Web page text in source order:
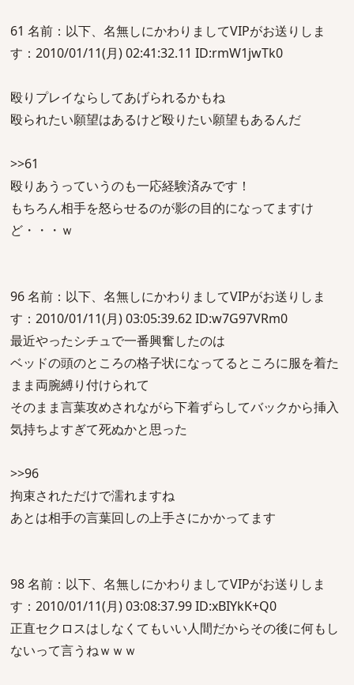
61 名前：以下、名無しにかわりましてVIPがお送りしま
す：2010/01/11(月) 02:41:32.11 ID:rmW1jwTk0
殴りプレイならしてあげられるかもね
殴られたい願望はあるけど殴りたい願望もあるんだ
>>61
殴りあうっていうのも一応経験済みです！
もちろん相手を怒らせるのが影の目的になってますけ
ど・・・ｗ
96 名前：以下、名無しにかわりましてVIPがお送りしま
す：2010/01/11(月) 03:05:39.62 ID:w7G97VRm0
最近やったシチュで一番興奮したのは
ベッドの頭のところの格子状になってるところに服を着た
まま両腕縛り付けられて
そのまま言葉攻めされながら下着ずらしてバックから挿入
気持ちよすぎて死ぬかと思った
>>96
拘束されただけで濡れますね
あとは相手の言葉回しの上手さにかかってます
98 名前：以下、名無しにかわりましてVIPがお送りしま
す：2010/01/11(月) 03:08:37.99 ID:xBIYkK+Q0
正直セクロスはしなくてもいい人間だからその後に何もし
ないって言うねｗｗｗ